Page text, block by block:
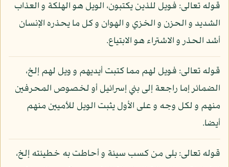
قوله تعالى: فويل للذين يكتبون، الويل هو الهلكة و العذاب
الشديد و الحزن و الخزي و الهوان و كل ما يحذره الإنسان
أشد الحذر و الاشتراء هو الابتياع.
قوله تعالى: فويل لهم مما كتبت أيديهم و ويل لهم إلخ،
الضمائر إما راجعة إلى بني إسرائيل أو لخصوص المحرفين
منهم و لكل وجه و على الأول يثبت الويل للأميين منهم
أيضا.
قوله تعالى: بلى من كسب سيئة و أحاطت به خطيئته إلخ،